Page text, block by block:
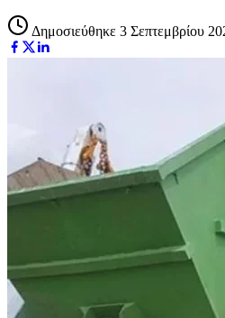
Δημοσιεύθηκε 3 Σεπτεμβρίου